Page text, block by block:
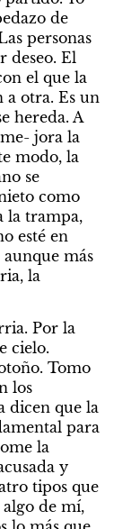
de
personas
deseo. El
el que la
a otra. Es un
hereda. A
jora la
modo, la
se
como
la trampa,
esté en
más
la
Por la
cielo.
Tomo
los
dicen que la
para
la
y
tipos que
de mí,